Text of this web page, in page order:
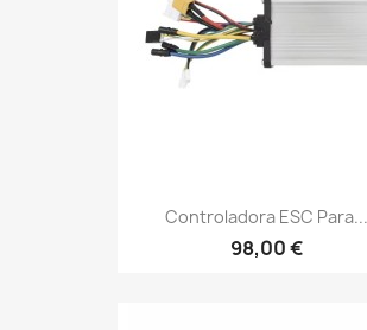
Controladora ESC Para...
98,00 €